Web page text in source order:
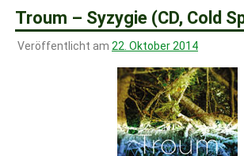
Troum – Syzygie (CD, Cold
Veröffentlicht am 22. Oktober 2014